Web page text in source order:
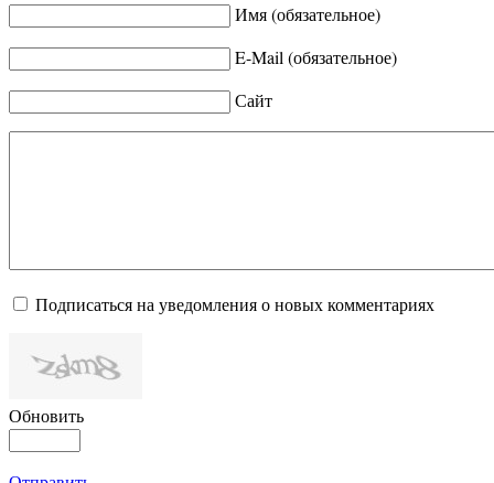
Имя (обязательное)
E-Mail (обязательное)
Сайт
Подписаться на уведомления о новых комментариях
Обновить